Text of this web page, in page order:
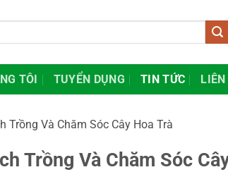
TÔI TUYỂN DỤNG TIN TỨC LIÊN
Trồng Và Chăm Sóc Cây Hoa Trà
Trồng Và Chăm Sóc